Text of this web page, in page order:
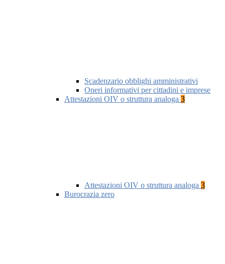
Scadenzario obblighi amministrativi
Oneri informativi per cittadini e imprese
Attestazioni OIV o struttura analoga 3
Attestazioni OIV o struttura analoga 3
Burocrazia zero